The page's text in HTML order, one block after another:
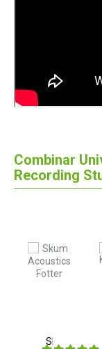
Combinar
Recording
Skum